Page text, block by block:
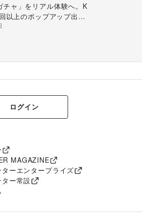
チャ」をリアル体験へ。K
以上のポップアップ出店
お酒との出会い”
ログイン
MAGAZINE
ーエンタープライズ
ー常設